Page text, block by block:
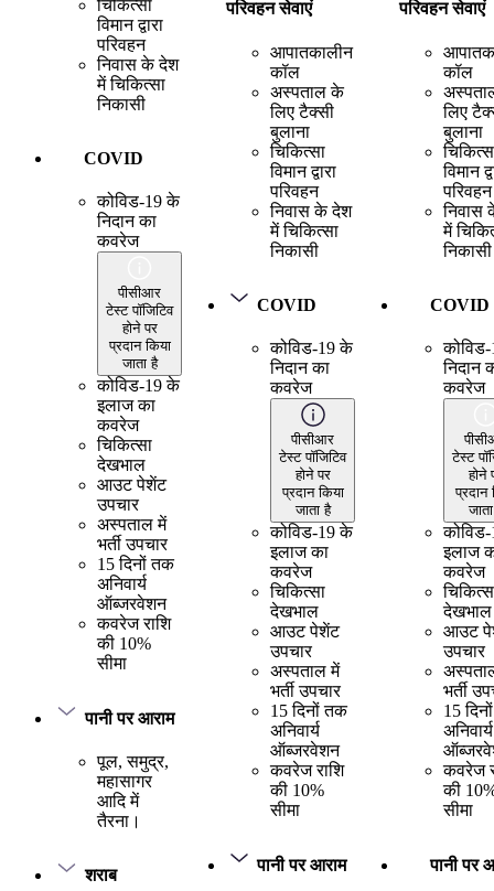
चिकित्सा
विमान द्वारा
परिवहन
निवास के देश
में चिकित्सा
निकासी
COVID
कोविड-19 के
निदान का
कवरेज
पीसीआर
टेस्ट पॉजिटिव
होने पर
प्रदान किया
जाता है
कोविड-19 के
इलाज का
कवरेज
चिकित्सा
देखभाल
आउट पेशेंट
उपचार
अस्पताल में
भर्ती उपचार
15 दिनों तक
अनिवार्य
ऑब्जरवेशन
कवरेज राशि
की 10%
सीमा
पानी पर आराम
पूल, समुद्र,
महासागर
आदि में
तैरना।
शराब
परिवहन सेवाएं
आपातकालीन
कॉल
अस्पताल के
लिए टैक्सी
बुलाना
चिकित्सा
विमान द्वारा
परिवहन
निवास के देश
में चिकित्सा
निकासी
COVID
कोविड-19 के
निदान का
कवरेज
पीसीआर
टेस्ट पॉजिटिव
होने पर
प्रदान किया
जाता है
कोविड-19 के
इलाज का
कवरेज
चिकित्सा
देखभाल
आउट पेशेंट
उपचार
अस्पताल में
भर्ती उपचार
15 दिनों तक
अनिवार्य
ऑब्जरवेशन
कवरेज राशि
की 10%
सीमा
पानी पर आराम
परिवहन सेवाएं
कॉल
लिए
बुलाना
विमान
परिवहन
निवास
में
निकासी
COVID
निदान
कवरेज
टेस्ट
होने
प्रदान
इलाज
कवरेज
देखभाल
आउट
उपचार
भर्ती
15
अनिवार्य
कवरेज
की
सीमा
पानी पर